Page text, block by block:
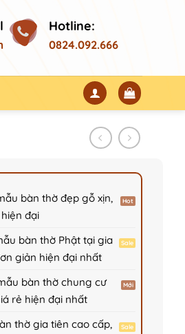
Hotline:
0824.092.666
bàn thờ đẹp gỗ xịn,
đại
bàn thờ Phật tại gia
giản hiện đại nhất
bàn thờ chung cư
rẻ hiện đại nhất
thờ gia tiên cao cấp,